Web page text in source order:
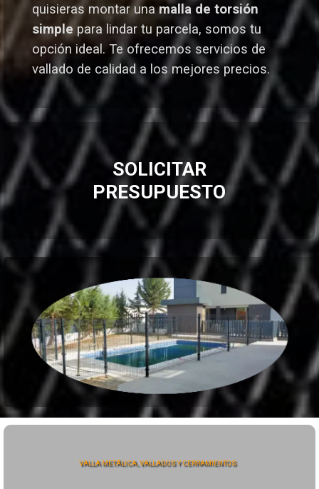
quisieras montar unamalla de torsión
simple para lindar tu parcela, somos tu
opción ideal. Te ofrecemos servicios de
vallado de calidad a los mejores precios.
SOLICITAR
PRESUPUESTO
VALLA METÁLICA, VALLADOS Y CERRAMIENTOS